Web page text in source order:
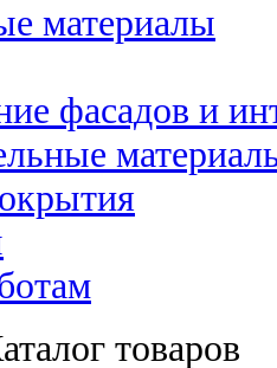
материалы
фасадов и
товаров